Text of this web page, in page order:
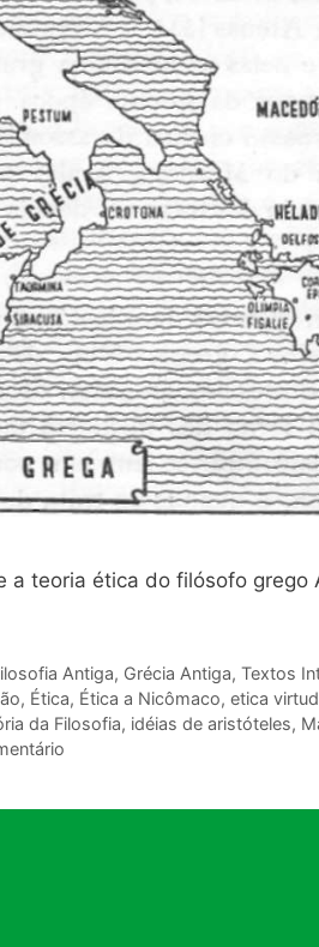
a teoria ética do filósofo
Antiga, Grécia Antiga, Textos
, Ética, Ética a Nicômaco, etica
da Filosofia, idéias de aristóteles,